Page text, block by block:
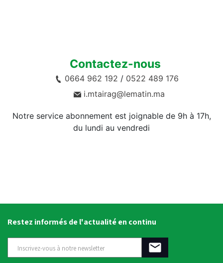
Contactez-nous
0664 962 192 / 0522 489 176
i.mtairag@lematin.ma
Notre service abonnement est joignable de 9h à 17h,
du lundi au vendredi
Restez informés de l'actualité en continu